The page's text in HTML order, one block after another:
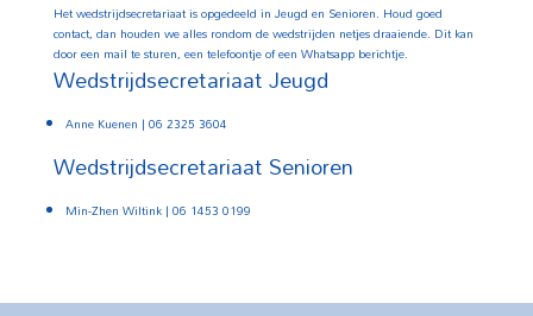
Het wedstrijdsecretariaat is opgedeeld in Jeugd en Senioren. Houd goed
contact, dan houden we alles rondom de wedstrijden netjes draaiende. Dit kan
door een mail te sturen, een telefoontje of een Whatsapp berichtje.
Wedstrijdsecretariaat Jeugd
Anne Kuenen | 06 2325 3604
Wedstrijdsecretariaat Senioren
Min-Zhen Wiltink | 06 1453 0199